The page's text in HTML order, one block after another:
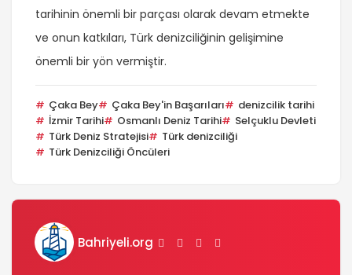
tarihinin önemli bir parçası olarak devam etmekte
ve onun katkıları, Türk denizciliğinin gelişimine
önemli bir yön vermiştir.
Çaka Bey Çaka Bey'in Başarıları
denizcilik tarihi
İzmir Tarihi
Osmanlı Deniz Tarihi
Selçuklu Devleti
Türk Deniz Stratejisi
Türk denizciliği
Türk Denizciliği Öncüleri
Bahriyeli.org